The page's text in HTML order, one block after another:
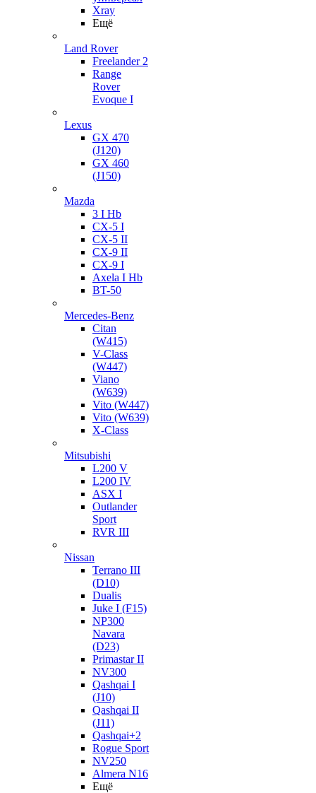
Xray
Ещё
Land Rover
Freelander 2
Range
Rover
Evoque I
Lexus
GX 470
(J120)
GX 460
(J150)
Mazda
3 I Hb
CX-5 I
CX-5 II
CX-9 II
CX-9 I
Axela I Hb
BT-50
Mercedes-Benz
Citan
(W415)
V-Class
(W447)
Viano
(W639)
Vito (W447)
Vito (W639)
X-Class
Mitsubishi
L200 V
L200 IV
ASX I
Outlander
Sport
RVR III
Nissan
Terrano III
(D10)
Dualis
Juke I (F15)
NP300
Navara
(D23)
Primastar II
NV300
Qashqai I
(J10)
Qashqai II
(J11)
Qashqai+2
Rogue Sport
NV250
Almera N16
Ещё